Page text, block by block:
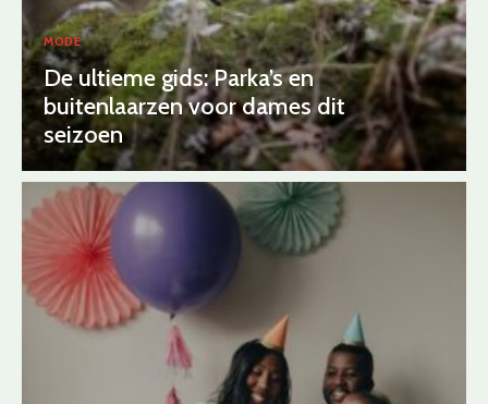
MODE
De ultieme gids: Parka’s en
buitenlaarzen voor dames dit
seizoen